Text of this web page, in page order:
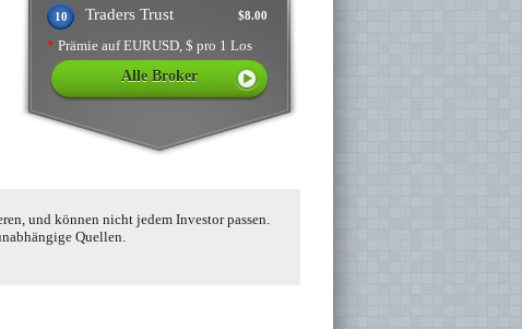
$8.00
10 Traders Trust
* Prämie auf EURUSD, $ pro 1 Los
Alle Broker
und können nicht jedem Investor passen.
Quellen.